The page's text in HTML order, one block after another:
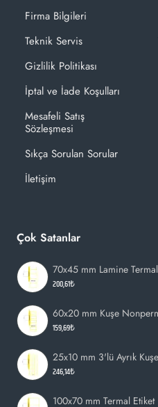
Firma Bilgileri
Teknik Servis
Gizlilik Politikası
İptal ve İade Koşulları
Mesafeli Satış
Sözleşmesi
Sıkça Sorulan Sorular
İletişim
Çok Satanlar
70x45 mm Lamine
200,61₺
60x20 mm Kuşe
159,69₺
25x10 mm 3'lü Ayrık
246,14₺
100x70 mm Termal Etiket